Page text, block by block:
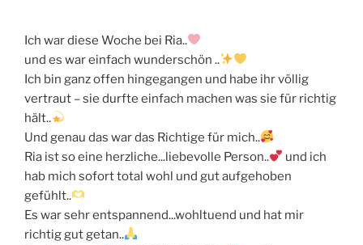
Ich war diese Woche bei Ria..
und es war einfach wunderschön ..
Ich bin ganz offen hingegangen und habe ihr völlig
vertraut – sie durfte einfach machen was sie für richtig
hält..
Und genau das war das Richtige für mich..
Ria ist so eine herzliche...liebevolle Person..
und ich
hab mich sofort total wohl und gut aufgehoben
gefühlt..
Es war sehr entspannend...wohltuend und hat mir
richtig gut getan..